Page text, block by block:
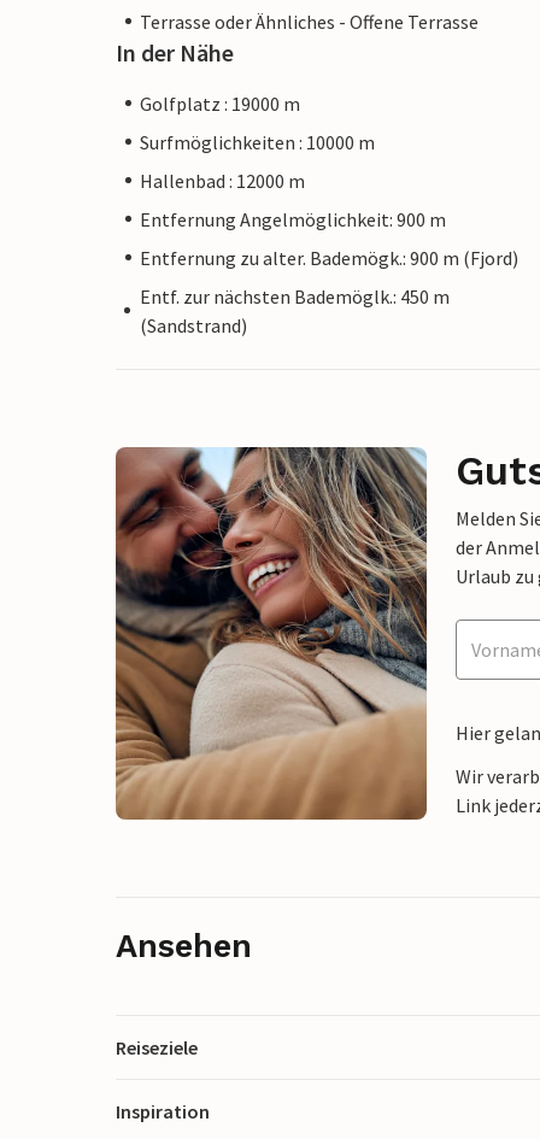
Terrasse oder Ähnliches - Offene Terrasse
In der Nähe
Golfplatz : 19000 m
Surfmöglichkeiten : 10000 m
Hallenbad : 12000 m
Entfernung Angelmöglichkeit: 900 m
Entfernung zu alter. Bademögk.: 900 m (Fjord)
Entf. zur nächsten Bademöglk.: 450 m
(Sandstrand)
Melden
der
Urlaub zu
Hier
Wir
Link
Ansehen
Reiseziele
Inspiration